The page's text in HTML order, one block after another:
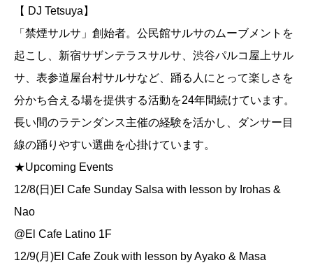
【 DJ Tetsuya】
「禁煙サルサ」創始者。公民館サルサのムーブメントを
起こし、新宿サザンテラスサルサ、渋谷パルコ屋上サル
サ、表参道屋台村サルサなど、踊る人にとって楽しさを
分かち合える場を提供する活動を24年間続けています。
長い間のラテンダンス主催の経験を活かし、ダンサー目
線の踊りやすい選曲を心掛けています。
★Upcoming Events
12/8(日)El Cafe Sunday Salsa with lesson by Irohas &
Nao
@El Cafe Latino 1F
12/9(月)El Cafe Zouk with lesson by Ayako & Masa